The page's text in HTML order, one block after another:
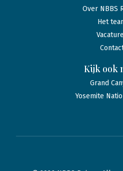
Over NBBS
Het
Kijk ook
Grand
Yosemite